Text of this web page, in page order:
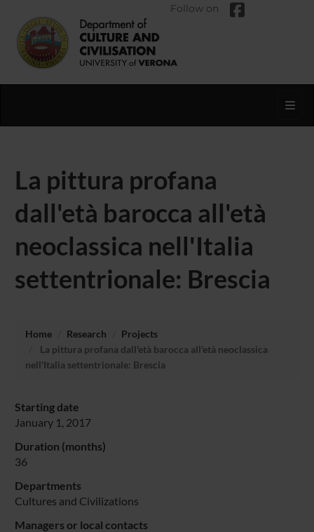
Follow on
La pittura profana
dall'età barocca all'età
neoclassica nell'Italia
settentrionale: Brescia
Home Research
Projects
La pittura profana dall'età barocca all'età neoclassica
nell'Italia settentrionale: Brescia
Starting date
January 1, 2017
Duration (months)
36
Departments
Cultures and Civilizations
Managers or local contacts